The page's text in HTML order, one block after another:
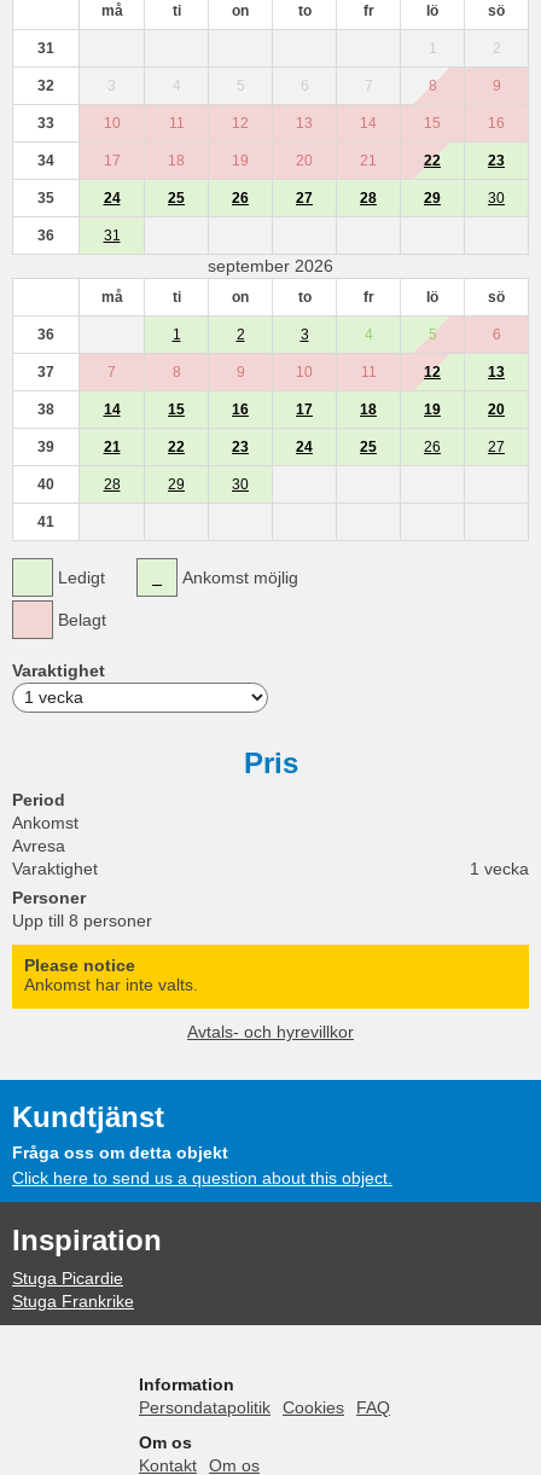
må ti on to fr lö sö
31 1 2
32 3 4 5 6 7 8 9
33 10 11 12 13 14 15 16
34 17 18 19 20 21 22 23
35 24 25 26 27 28 29 30
36 31
september 2026
må ti on to fr lö sö
36 1 2 3 4 5 6
37 7 8 9 10 11 12 13
38 14 15 16 17 18 19 20
39 21 22 23 24 25 26 27
40 28 29 30
41
Ledigt
Belagt
Ankomst möjlig
Varaktighet
Pris
Period
Ankomst
Avresa
Varaktighet
1 vecka
Personer
Upp till 8 personer
Please notice
Ankomst har inte valts.
Avtals- och hyrevillkor
Kundtjänst
Fråga oss om detta objekt
Click here to send us a question about this object.
Inspiration
Stuga Picardie
Stuga Frankrike
Information
Persondatapolitik
Cookies
FAQ
Om os
Kontakt
Om os